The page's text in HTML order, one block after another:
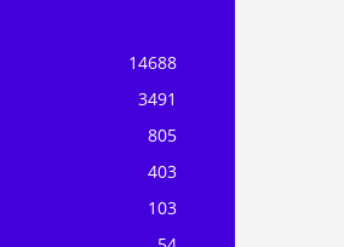
14688
3491
805
403
103